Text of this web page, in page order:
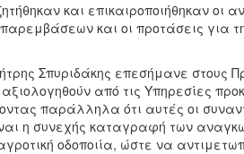
και επικαιροποιήθηκαν οι
και οι προτάσεις για
Σπυριδάκης επεσήμανε στους
από τις Υπηρεσίες
παράλληλα ότι αυτές οι
η συνεχής καταγραφή των
οδοποιία, ώστε να